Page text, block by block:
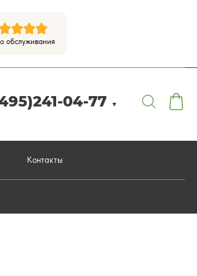
обслуживания
04-77 ▼
Контакты